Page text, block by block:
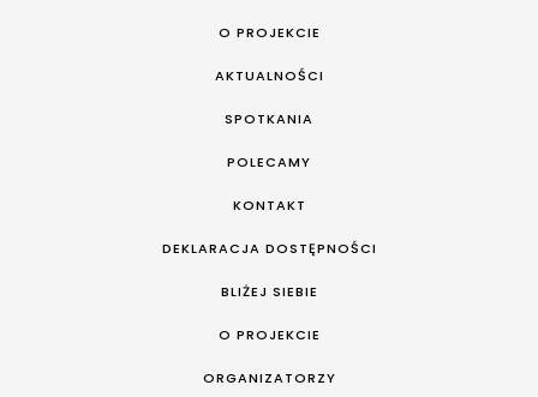
O PROJEKCIE
AKTUALNOŚCI
SPOTKANIA
POLECAMY
KONTAKT
DEKLARACJA DOSTĘPNOŚCI
BLIŻEJ SIEBIE
O PROJEKCIE
ORGANIZATORZY